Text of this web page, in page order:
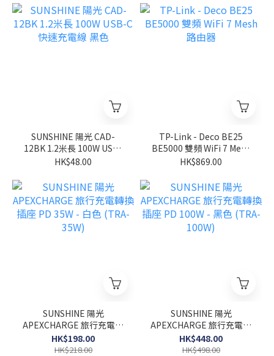
SUNSHINE 陽光 CAD-
12BK 1.2米長 100W USB-
C 快速充電線 黑色
HK$48.00
TP-Link - Deco BE25
BE5000 雙頻 WiFi 7 Mesh
路由器
HK$869.00
SUNSHINE 陽光
APEXCHARGE 旅行充電轉
換插座 PD 35W - 白色
(TRA-35W)
HK$198.00
HK$218.00
SUNSHINE 陽光
APEXCHARGE 旅行充電轉
換插座 PD 100W - 黑色
(TRA-100W)
HK$448.00
HK$498.00